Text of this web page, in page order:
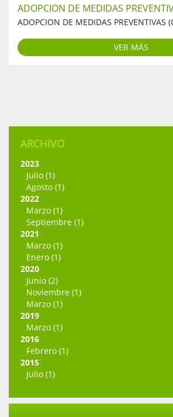
ADOPCION DE MEDIDAS
ADOPCION DE MEDIDAS PREVENTIVAS
VER MÁS
ARCHIVO
2023
Julio (1)
Agosto (1)
2022
Marzo (1)
Septiembre (1)
2021
Marzo (1)
Enero (1)
2020
Junio (2)
Noviembre (1)
Marzo (1)
2019
Marzo (1)
2016
Febrero (1)
2015
Julio (1)